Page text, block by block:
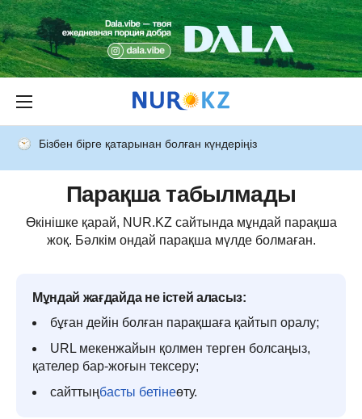
Бізбен бірге қатарынан болған күндеріңіз
Парақша табылмады
Өкінішке қарай, NUR.KZ сайтында мұндай парақша
жоқ. Бәлкім ондай парақша мүлде болмаған.
Мұндай жағдайда не істей аласыз:
бұған дейін болған парақшаға қайтып оралу;
URL мекенжайын қолмен терген болсаңыз,
қателер бар-жоғын тексеру;
сайттыңбасты бетінеөту.